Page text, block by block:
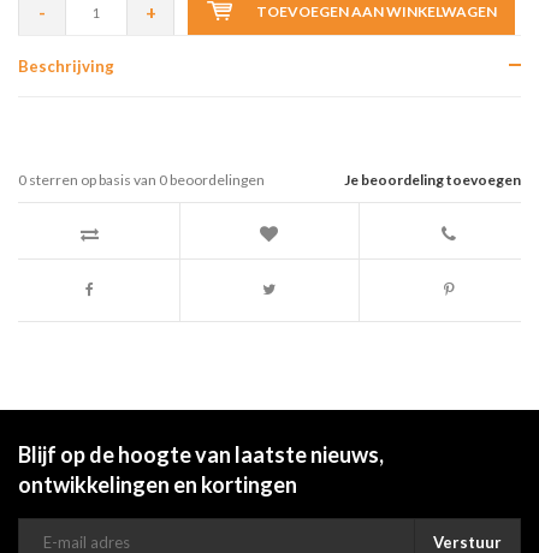
- + TOEVOEGEN AAN WINKELWAGEN
Beschrijving
Je beoordeling toevoegen
0 sterren op basis van 0 beoordelingen
Blijf op de hoogte van laatste nieuws,
ontwikkelingen en kortingen
Verstuur